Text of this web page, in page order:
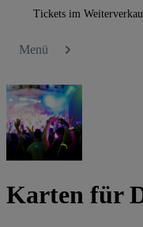
Tickets im
Menü
Karten für